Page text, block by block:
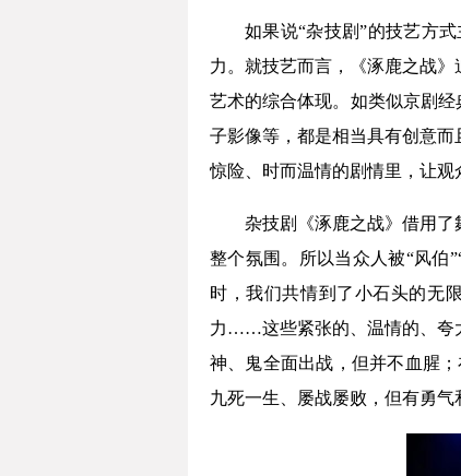
如果说“杂技剧”的技艺方
力。就技艺而言，《涿鹿之战
艺术的综合体现。如类似京剧
子影像等，都是相当具有创意
惊险、时而温情的剧情里，让观
杂技剧《涿鹿之战》借用
整个氛围。所以当众人被“风伯
时，我们共情到了小石头的无
力……这些紧张的、温情的、夸
神、鬼全面出战，但并不血腥
九死一生、屡战屡败，但有勇气